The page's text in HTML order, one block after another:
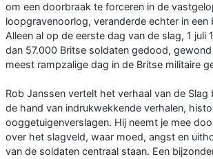
om een doorbraak te forceren in de
loopgravenoorlog, veranderde echter in een
Alleen al op de eerste dag van de slag, 1 juli
dan 57.000 Britse soldaten gedood,
meest rampzalige dag in de Britse militaire
Rob Janssen vertelt het verhaal van de Slag
de hand van indrukwekkende verhalen,
ooggetuigenverslagen. Hij neemt je mee
over het slagveld, waar moed, angst en
van de soldaten centraal staan. Een